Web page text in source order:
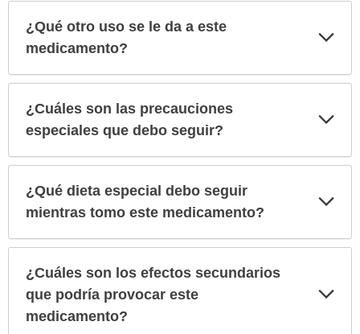
¿Qué otro uso se le da a este
medicamento?
¿Cuáles son las precauciones
especiales que debo seguir?
¿Qué dieta especial debo seguir
mientras tomo este medicamento?
¿Cuáles son los efectos secundarios
que podría provocar este
medicamento?